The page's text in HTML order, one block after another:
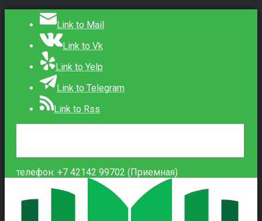
Link to Mail
Link to Vk
Link to Yelp
Link to Telegram
Link to Rss
телефон: +7 42142 99702 (Приемная)